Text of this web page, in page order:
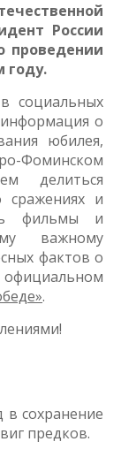
России
проведении
году.
социальных
о
юбилея,
Фоминском
делиться
сражениях и
фильмы и
важному
фактов о
официальном
.
сохранение
предков.